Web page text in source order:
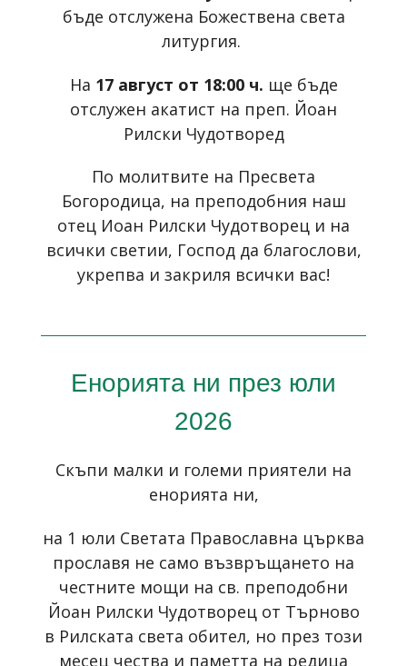
бъде отслужена Божествена света
литургия.
На 17 август от 18:00 ч. ще бъде
отслужен акатист на преп. Йоан
Рилски Чудотворед
По молитвите на Пресвета
Богородица, на преподобния наш
отец Иоан Рилски Чудотворец и на
всички светии, Господ да благослови,
укрепва и закриля всички вас!
Енорията ни през юли
2026
Скъпи малки и големи приятели на
енорията ни,
на 1 юли Светата Православна църква
прославя не само възвръщането на
честните мощи на св. преподобни
Йоан Рилски Чудотворец от Търново
в Рилската света обител, но през този
месец чества и паметта на редица